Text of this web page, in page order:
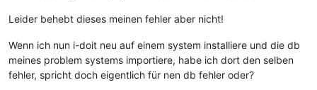
Leider behebt dieses meinen fehler aber nicht!
Wenn ich nun i-doit neu auf einem system installiere und die db
meines problem systems importiere, habe ich dort den selben
fehler, spricht doch eigentlich für nen db fehler oder?